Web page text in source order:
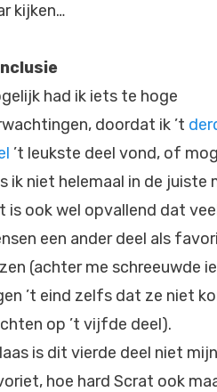
kijken…
had ik iets te hoge
doordat ik ’t
’t leukste deel vond, of
ik niet helemaal in de juiste
is ook wel opvallend dat
een ander deel als
(achter me schreeuwde
’t eind zelfs dat ze niet
op ’t vijfde deel).
is dit vierde deel niet mijn
hoe hard Scrat ook